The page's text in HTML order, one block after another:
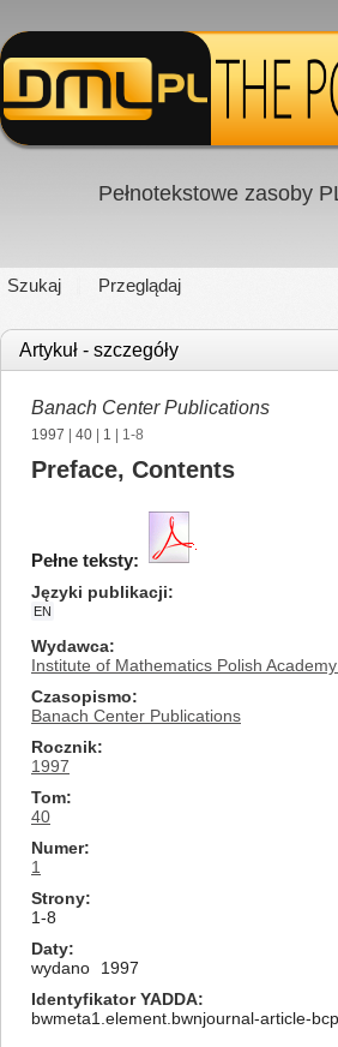
Pełnotekstowe zasoby
Szukaj Przeglądaj
Artykuł - szczegóły
Banach Center Publications
1997 40 1 | 1-8
Preface, Contents
Pełne teksty:
Języki publikacji
EN
Wydawca
Institute of Mathematics Polish
Czasopismo
Banach Center Publications
Rocznik
1997
Tom
40
Numer
1
Strony
1-8
Daty
wydano
1997
Identyfikator YADDA
bwmeta1.element.bwnjournal-article-